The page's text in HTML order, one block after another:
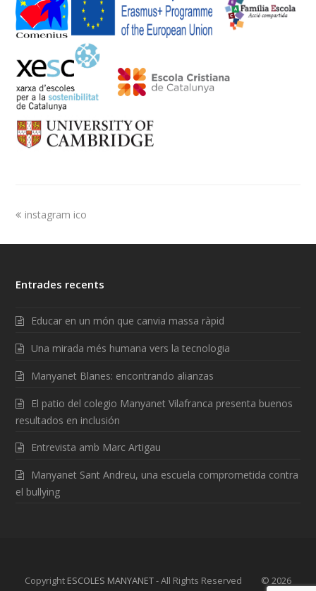
instagram ico
Entrades recents
Educar en un món que canvia massa ràpid
Una mirada més humana vers la tecnologia
Manyanet Blanes: encontrando alianzas
El patio del colegio Manyanet Vilafranca presenta buenos
resultados en inclusión
Entrevista amb Marc Artigau
Manyanet Sant Andreu, una escuela comprometida contra
el bullying
Copyright ESCOLES MANYANET- All Rights Reserved © 2026